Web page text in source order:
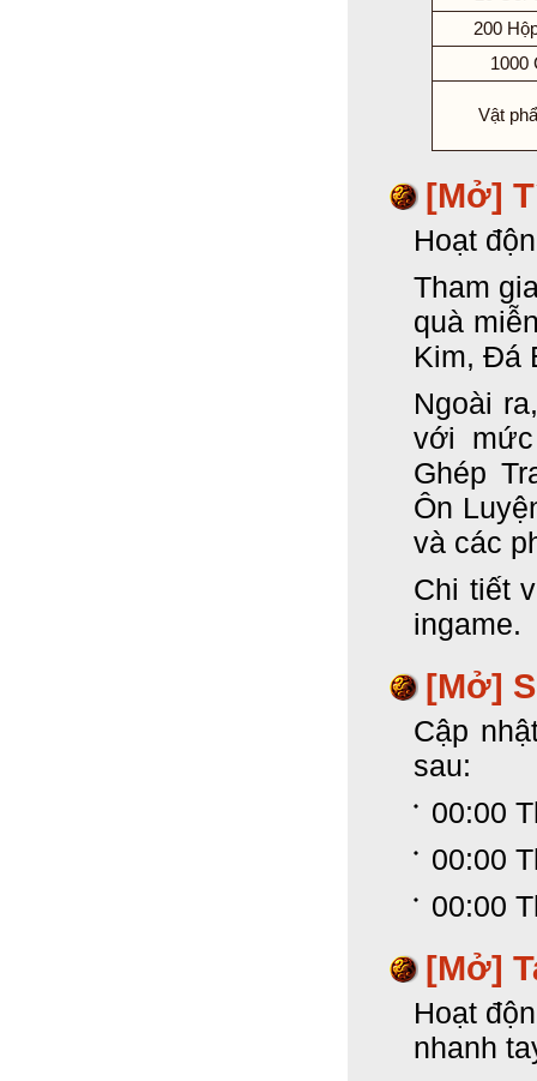
200
1000
Vật
[Mở]
Hoạt
Tham
quà
Kim, Đá
Ngoài
với
Ghép
Ôn
và các
Chi tiết
ingame.
[Mở]
Cập
sau:
00:00
00:00
00:00
[Mở]
Hoạt
nhanh